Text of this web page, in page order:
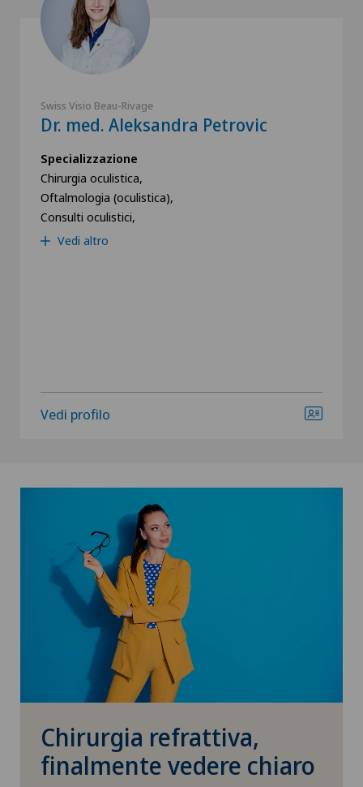
Swiss Visio Beau-Rivage
Dr. med. Aleksandra Petrovic
Specializzazione
Chirurgia oculistica,
Oftalmologia (oculistica),
Consulti oculistici,
Vedi altro
Vedi profilo
Chirurgia refrattiva,
finalmente vedere chiaro